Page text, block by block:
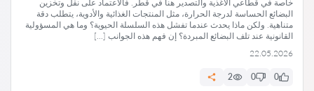
خاصة في قطاعي الأغذية والتصدير هنا في قطر. فالاعتماد على نقل وتخزين
البضائع الحساسة لدرجة الحرارة، مثل المنتجات الغذائية والأدوية، يتطلب دقة
متناهية. ولكن ماذا يحدث عندما تفشل هذه السلسلة الحيوية؟ وما هي المسؤولية
القانونية عند تلف البضائع المبردة؟ إن فهم هذه الجوانب […]
22.05.2026
0
0
2